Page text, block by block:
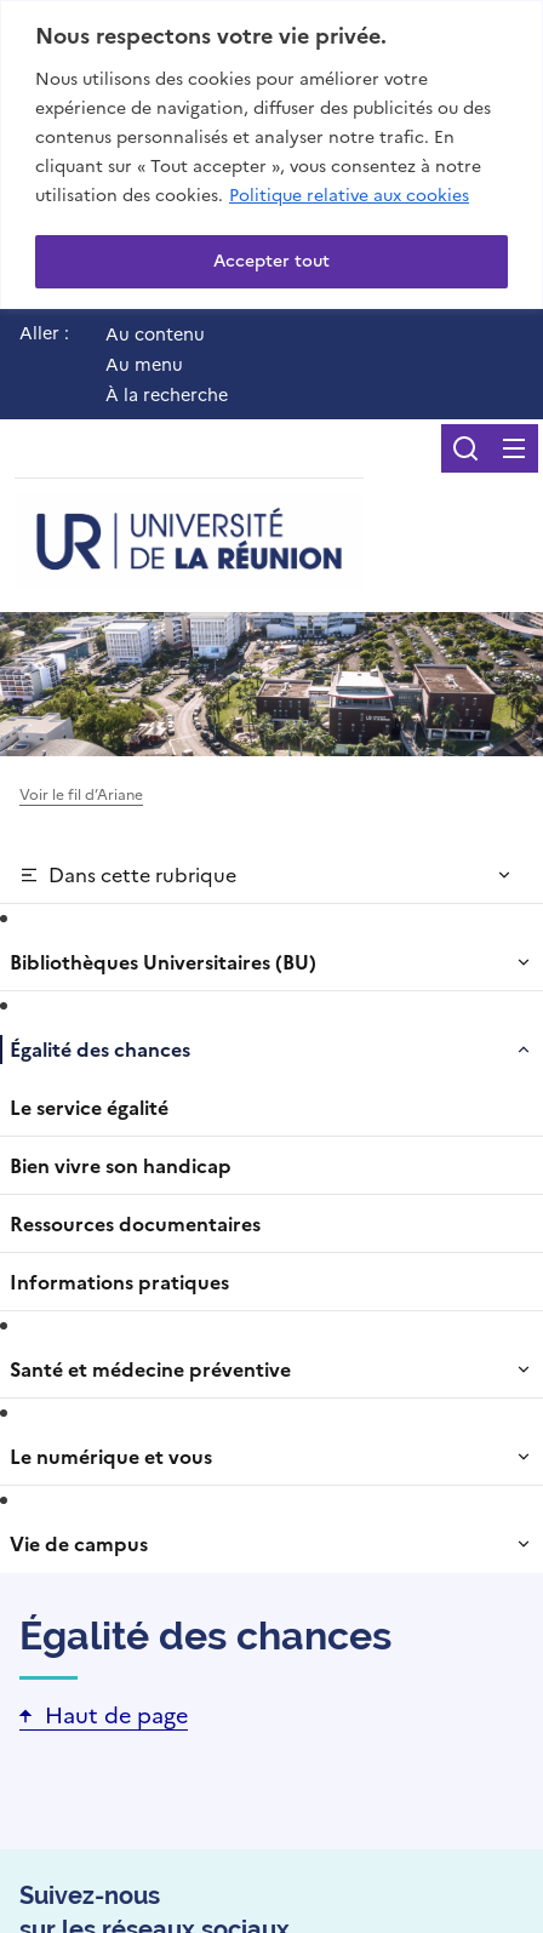
Nous respectons votre vie privée.
Nous utilisons des cookies pour améliorer votre
expérience de navigation, diffuser des publicités ou des
contenus personnalisés et analyser notre trafic. En
cliquant sur « Tout accepter », vous consentez à notre
utilisation des cookies. Politique relative aux cookies
Accepter tout
Aller :
Au contenu
Au menu
À la recherche
Voir le fil d’Ariane
Dans cette rubrique
Bibliothèques Universitaires (BU)
Égalité des chances
Le service égalité
Bien vivre son handicap
Ressources documentaires
Informations pratiques
Santé et médecine préventive
Le numérique et vous
Vie de campus
Égalité des chances
Haut de page
Suivez-nous